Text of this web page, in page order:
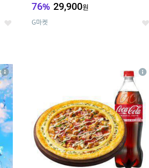
좋
76% 29,900원
G마켓 좋
상
세
상